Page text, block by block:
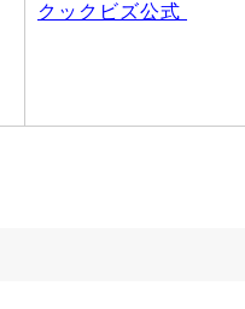
クックビズ公式